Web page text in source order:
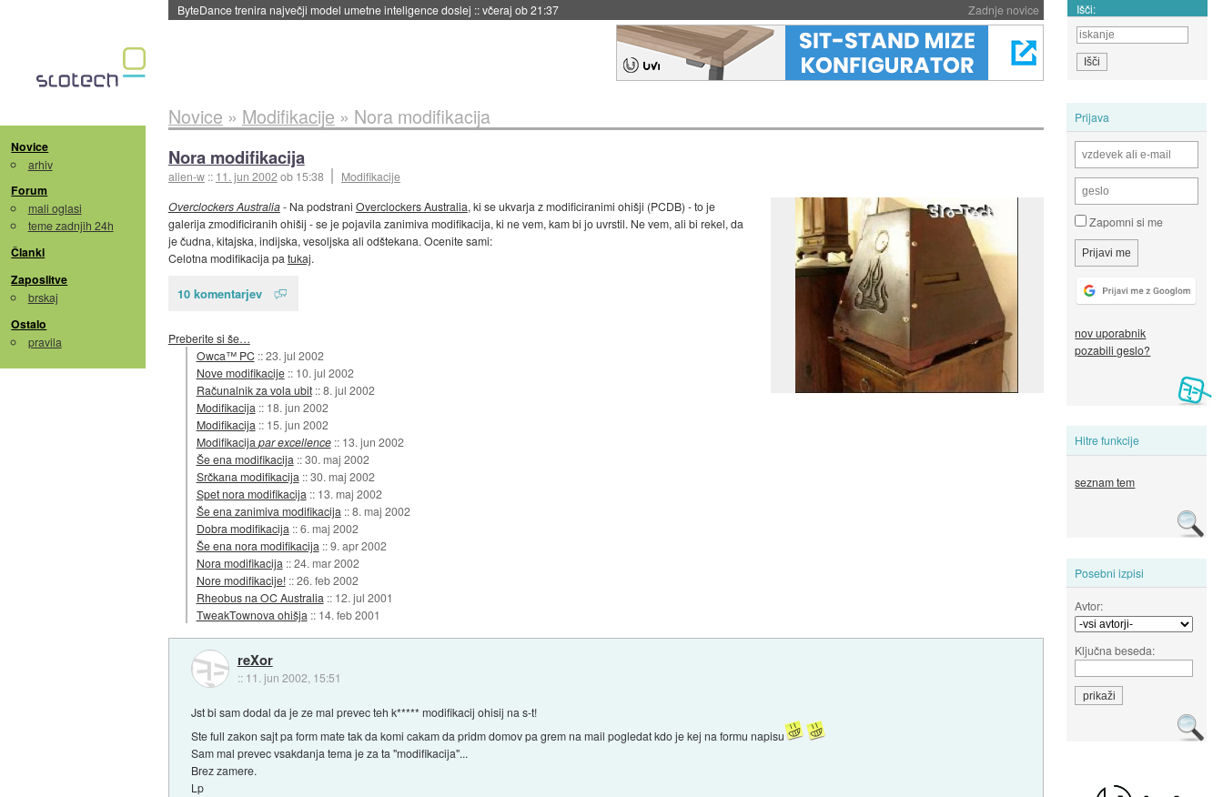
Zadnje novice
Spletne strani začele streči oglase za agente umetne inteligence::včeraj ob 21:23 Išči:
Novice
arhiv
Forum
mali oglasi
teme zadnjih 24h
Članki
Zaposlitve
brskaj
Ostalo
pravila
Prijava
Zapomni si me
nov uporabnik
pozabili geslo?
Hitre funkcije
seznam tem
Posebni izpisi
Avtor:
Ključna beseda:
Novice » Modifikacije » Nora modifikacija
Nora modifikacija
alien-w :: 11. jun 2002ob 15:38
Modifikacije
Overclockers Australia- Na podstrani Overclockers Australia, ki se ukvarja z modificiranimi ohišji (PCDB) - to je
galerija zmodificiranih ohišij - se je pojavila zanimiva modifikacija, ki ne vem, kam bi jo uvrstil. Ne vem, ali bi rekel, da
je čudna, kitajska, indijska, vesoljska ali odštekana. Ocenite sami:
Celotna modifikacija pa tukaj.
10 komentarjev
Preberite si še…
Owca™ PC ::23. jul 2002
Nove modifikacije :: 10. jul 2002
Računalnik za vola ubit ::8. jul 2002
Modifikacija :: 18. jun 2002
Modifikacija :: 15. jun 2002
Modifikacija par excellence :: 13. jun 2002
Še ena modifikacija ::30. maj 2002
Srčkana modifikacija ::30. maj 2002
Spet nora modifikacija :: 13. maj 2002
Še ena zanimiva modifikacija ::8. maj 2002
Dobra modifikacija ::6. maj 2002
Še ena nora modifikacija ::9. apr 2002
Nora modifikacija ::24. mar 2002
Nore modifikacije! ::26. feb 2002
Rheobus na OC Australia :: 12. jul 2001
TweakTownova ohišja :: 14. feb 2001
reXor
:: 11. jun 2002, 15:51
Jst bi sam dodal da je ze mal prevec teh k***** modifikacij ohisij na s-t!
Ste full zakon sajt pa form mate tak da komi cakam da pridm domov pa grem na mail pogledat kdo je kej na formu napisu
Sam mal prevec vsakdanja tema je za ta "modifikacija"...
Brez zamere.
Lp